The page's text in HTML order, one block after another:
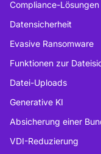
Compliance-Lösungen
Datensicherheit
Evasive Ransomware
Funktionen zur
Datei-Uploads
Generative KI
Absicherung einer
VDI-Reduzierung